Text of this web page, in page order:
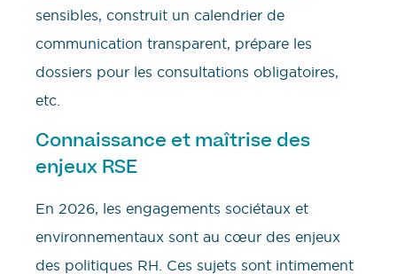
sensibles, construit un calendrier de
communication transparent, prépare les
dossiers pour les consultations obligatoires,
etc.
Connaissance et maîtrise des
enjeux RSE
En 2026, les engagements sociétaux et
environnementaux sont au cœur des enjeux
des politiques RH. Ces sujets sont intimement